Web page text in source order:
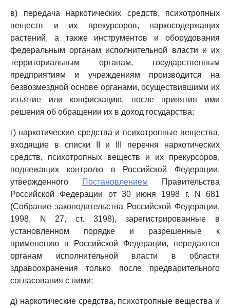
в) передача наркотических средств, психотропных
веществ и их прекурсоров, наркосодержащих
растений, а также инструментов и оборудования
федеральным органам исполнительной власти и их
территориальным органам, государственным
предприятиям и учреждениям производится на
безвозмездной основе органами, осуществившими их
изъятие или конфискацию, после принятия ими
решения об обращении их в доход государства;
г) наркотические средства и психотропные вещества,
входящие в списки II и III перечня наркотических
средств, психотропных веществ и их прекурсоров,
подлежащих контролю в Российской Федерации,
утвержденного
Постановлением Правительства
Российской Федерации от 30 июня 1998 г. N 681
(Собрание законодательства Российской Федерации,
1998, N 27, ст. 3198), зарегистрированные в
установленном порядке и разрешенные к
применению в Российской Федерации, передаются
органам исполнительной власти в области
здравоохранения только после предварительного
согласования с ними;
д) наркотические средства, психотропные вещества и